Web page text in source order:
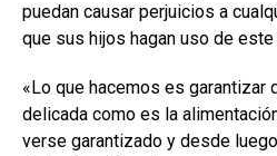
puedan causar perjuicios a
que sus hijos hagan uso de
«Lo que hacemos es garantizar
delicada como es la
verse garantizado y desde